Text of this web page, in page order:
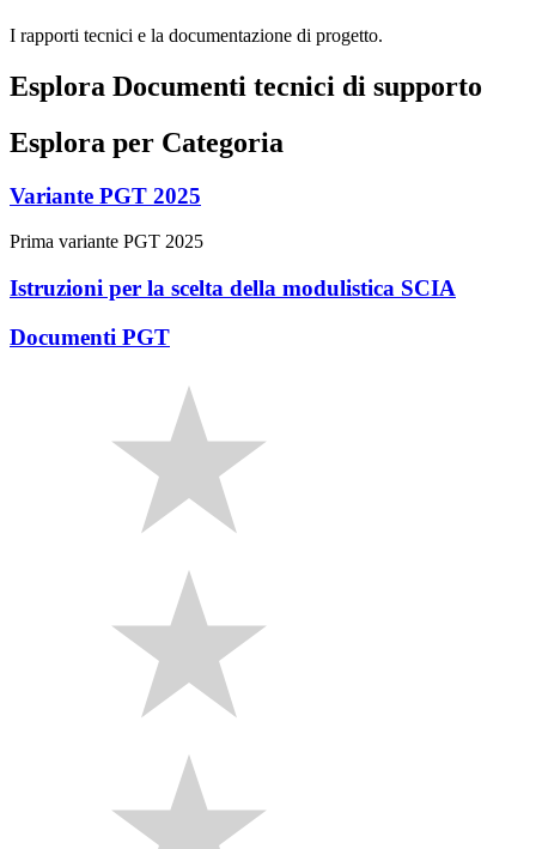
I rapporti tecnici e la documentazione di progetto.
Esplora Documenti tecnici di supporto
Esplora per Categoria
Variante PGT 2025
Prima variante PGT 2025
Istruzioni per la scelta della modulistica SCIA
Documenti PGT